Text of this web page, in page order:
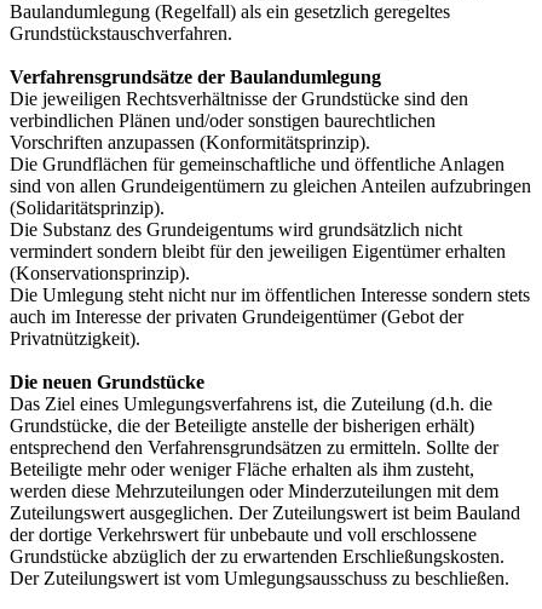
Baulandumlegung (Regelfall) als ein gesetzlich geregeltes
Grundstückstauschverfahren.
Verfahrensgrundsätze der Baulandumlegung
Die jeweiligen Rechtsverhältnisse der Grundstücke sind den
verbindlichen Plänen und/oder sonstigen baurechtlichen
Vorschriften anzupassen (Konformitätsprinzip).
Die Grundflächen für gemeinschaftliche und öffentliche Anlagen
sind von allen Grundeigentümern zu gleichen Anteilen aufzubringen
(Solidaritätsprinzip).
Die Substanz des Grundeigentums wird grundsätzlich nicht
vermindert sondern bleibt für den jeweiligen Eigentümer erhalten
(Konservationsprinzip).
Die Umlegung steht nicht nur im öffentlichen Interesse sondern stets
auch im Interesse der privaten Grundeigentümer (Gebot der
Privatnützigkeit).
Die neuen Grundstücke
Das Ziel eines Umlegungsverfahrens ist, die Zuteilung (d.h. die
Grundstücke, die der Beteiligte anstelle der bisherigen erhält)
entsprechend den Verfahrensgrundsätzen zu ermitteln. Sollte der
Beteiligte mehr oder weniger Fläche erhalten als ihm zusteht,
werden diese Mehrzuteilungen oder Minderzuteilungen mit dem
Zuteilungswert ausgeglichen. Der Zuteilungswert ist beim Bauland
der dortige Verkehrswert für unbebaute und voll erschlossene
Grundstücke abzüglich der zu erwartenden Erschließungskosten.
Der Zuteilungswert ist vom Umlegungsausschuss zu beschließen.